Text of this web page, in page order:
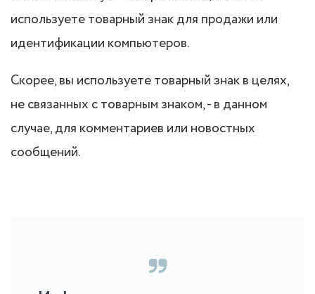
используете товарный знак для продажи или
идентификации компьютеров.
Скорее, вы используете товарный знак в целях,
не связанных с товарным знаком, - в данном
случае, для комментариев или новостных
сообщений.